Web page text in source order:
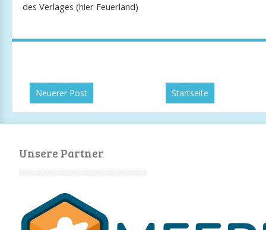
des Verlages (hier Feuerland)
Neuerer Post Startseite
Unsere Partner